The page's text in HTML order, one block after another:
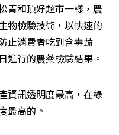
青和頂好超市一樣，農
物檢驗技術，以快速的
止消費者吃到含毒蔬
進行的農藥檢驗結果。
資訊透明度最高，在綠
最高的。